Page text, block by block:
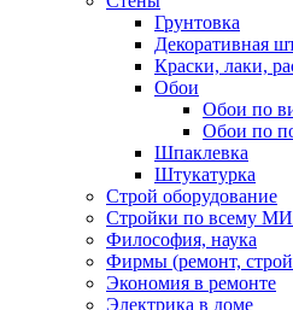
Грунтовка
Декоративная
Краски, лаки,
Обои
Обои по
Обои по
Шпаклевка
Штукатурка
Строй оборудование
Стройки по всему
Философия, наука
Фирмы (ремонт,
Экономия в ремонте
Электрика в доме